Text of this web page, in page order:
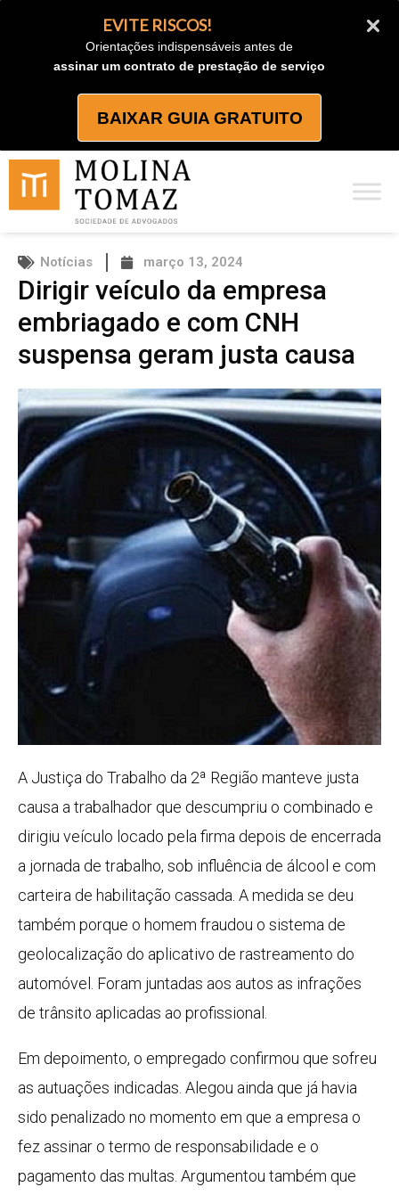
EVITE RISCOS!
Orientações indispensáveis antes de
assinar um contrato de prestação de serviço
BAIXAR GUIA GRATUITO
Notícias março 13, 2024
Dirigir veículo da empresa
embriagado e com CNH
suspensa geram justa causa
A Justiça do Trabalho da 2ª Região manteve justa
causa a trabalhador que descumpriu o combinado e
dirigiu veículo locado pela firma depois de encerrada
a jornada de trabalho, sob influência de álcool e com
carteira de habilitação cassada. A medida se deu
também porque o homem fraudou o sistema de
geolocalização do aplicativo de rastreamento do
automóvel. Foram juntadas aos autos as infrações
de trânsito aplicadas ao profissional.
Em depoimento, o empregado confirmou que sofreu
as autuações indicadas. Alegou ainda que já havia
sido penalizado no momento em que a empresa o
fez assinar o termo de responsabilidade e o
pagamento das multas. Argumentou também que